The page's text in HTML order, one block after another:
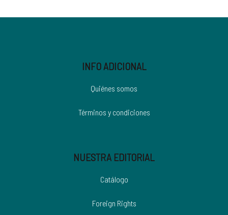
INFO ADICIONAL
Quiénes somos
Términos y condiciones
NUESTRA EDITORIAL
Catálogo
Foreign Rights